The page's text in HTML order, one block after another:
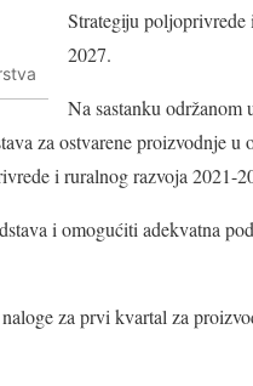
Strategiju
2027.
Na sastanku održanom
za ostvarene proizvodnje u
i ruralnog razvoja 2021-
i omogućiti adekvatna
za prvi kvartal za